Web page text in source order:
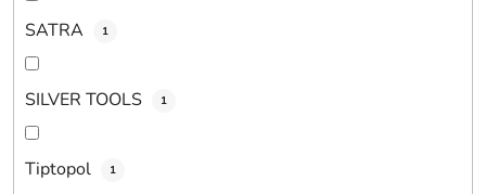
SATRA 1
SILVER TOOLS 1
Tiptopol 1